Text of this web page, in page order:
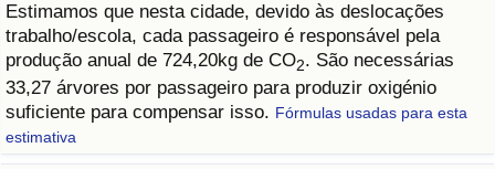
Estimamos que nesta cidade, devido às deslocações
trabalho/escola, cada passageiro é responsável pela
produção anual de 724,20kg de CO2. São necessárias
33,27 árvores por passageiro para produzir oxigénio
suficiente para compensar isso. Fórmulas usadas para esta
estimativa
em Aqaba
Crime
Taxa do Indicador de Crime (Atual)
Indicador de Crime